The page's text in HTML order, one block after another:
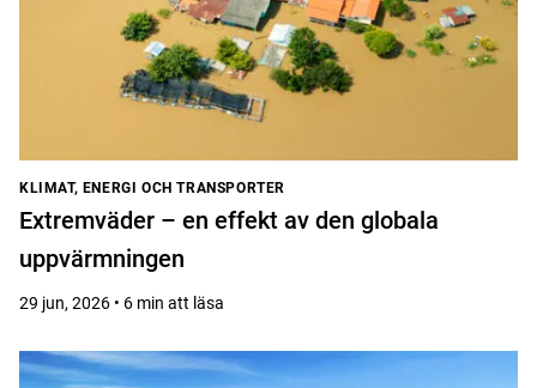
KLIMAT, ENERGI OCH TRANSPORTER
Extremväder – en effekt av den globala
uppvärmningen
29 jun, 2026 • 6 min att läsa